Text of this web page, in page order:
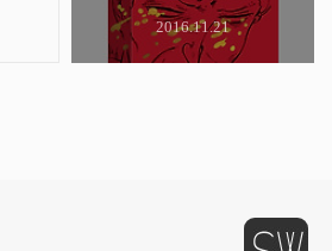
2016.11.21